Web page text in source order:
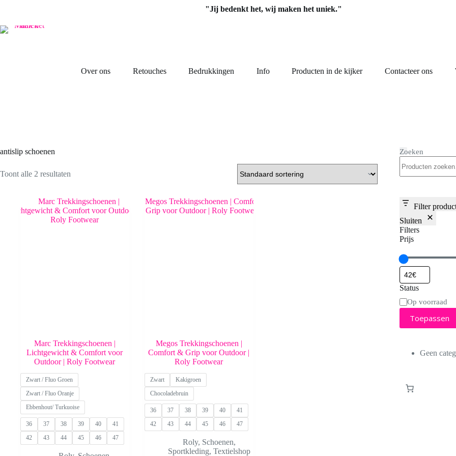
inhoud
"Jij bedenkt het, wij maken het uniek."
Over ons Retouches Bedrukkingen Info Producten in de kijker Contacteer ons
antislip schoenen
Toont alle 2 resultaten
Marc Trekkingschoenen |
Lichtgewicht & Comfort voor
Outdoor | Roly Footwear
Zwart / Fluo Groen
Zwart / Fluo Oranje
Ebbenhout/ Turkuoise
36 37 38 39 40
41
42
43 44 45 46 47
Megos Trekkingschoenen |
Comfort & Grip voor Outdoor |
Roly Footwear
Zwart
Kakigroen
Chocoladebruin
36 37 38 39 40
41
42
43 44 45 46 47
Roly, Schoenen,
Sportkleding, Textielshop
Zoeken
Filter
Sluiten
Filters
Prijs
Status
StatusOp voorraad
Toepassen
Geen